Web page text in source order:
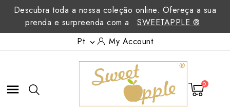
Descubra toda a nossa coleção online. Ofereça a sua
prenda e surpreenda com a
SWEETAPPLE ®
Pt  My Account
 0